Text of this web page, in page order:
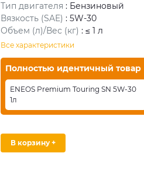
Тип двигателя : Бензиновый
Вязкость (SAE) : 5W-30
Объем (л)/Вес (кг) : ≤ 1 л
Все характеристики
Полностью идентичный товар
ENEOS Premium Touring SN 5W-30
1л
В корзину +